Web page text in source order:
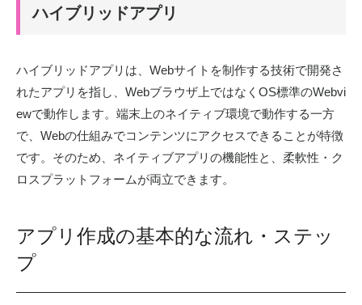
ハイブリッドアプリ
ハイブリッドアプリは、Webサイトを制作する技術で開発さ
れたアプリを指し、Webブラウザ上ではなくOS標準のWebvi
ewで動作します。端末上のネイティブ環境で動作する一方
で、Webの仕組みでコンテンツにアクセスできることが特徴
です。そのため、ネイティブアプリの機能性と、柔軟性・ク
ロスプラットフォームが両立できます。
アプリ作成の基本的な流れ・ステッ
プ